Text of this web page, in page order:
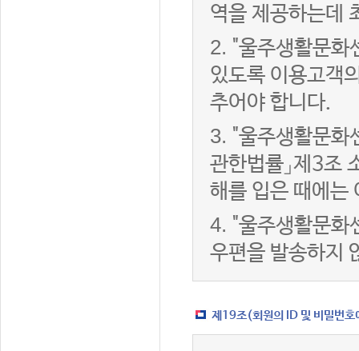
역을 제공하는데
2. "울주생활문화
있도록 이용고객
추어야 합니다.
3. "울주생활문화
관한법률」제3조
해를 입은 때에는
4. "울주생활문화
우편을 발송하지
제19조(회원의 ID 및 비밀번호